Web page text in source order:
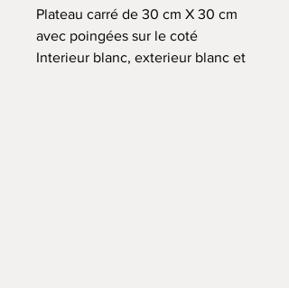
Plateau carré de 30 cm X 30 cm
avec poingées sur le coté
Interieur blanc, exterieur blanc et